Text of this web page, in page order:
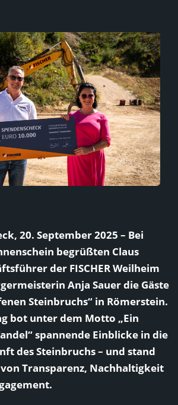
20. September 2025 – Bei
begrüßten Claus
der FISCHER Weilheim
Anja Sauer die Gäste
Steinbruchs“ in Römerstein.
bot unter dem Motto „Ein
spannende Einblicke in die
des Steinbruchs – und stand
Transparenz, Nachhaltigkeit